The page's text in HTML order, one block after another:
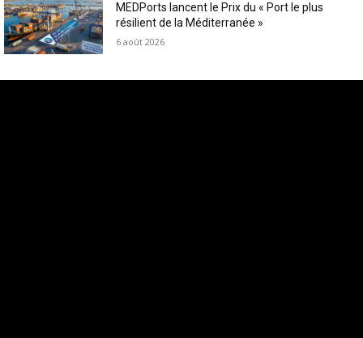
MEDPorts lancent le Prix du « Port le plus
résilient de la Méditerranée »
6 août 2026